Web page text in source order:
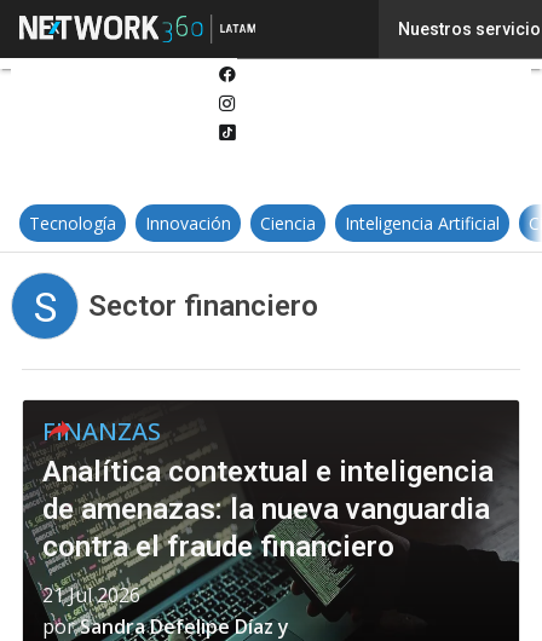
Nuestros
Tecnología Innovación Ciencia Inteligencia Artificial
S Sector financiero
FINANZAS
Analítica contextual e inteligencia
de amenazas: la nueva vanguardia
contra el fraude financiero
21 Jul 2026
porSandra Defelipe Díazy